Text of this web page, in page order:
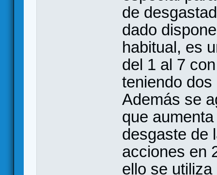
de
dado
habitual, es
del 1 al 7
teniendo
Además se
que
desgaste de
acciones en
ello se